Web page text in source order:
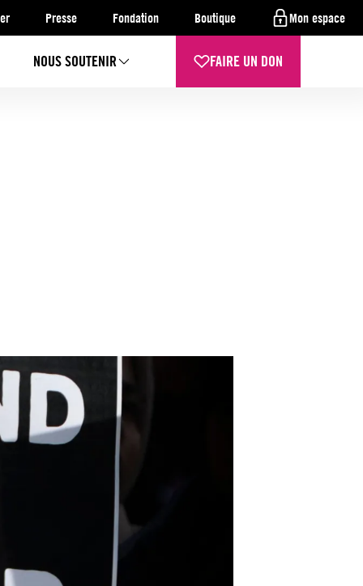
Presse Fondation Boutique Mon espace
NOUS SOUTENIR FAIRE UN DON